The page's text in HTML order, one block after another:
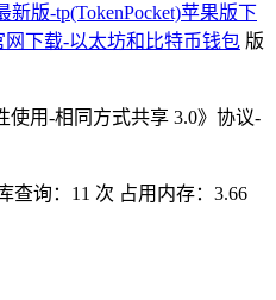
新版-tp(TokenPocket)苹果版下
网下载-以太坊和比特币钱包 版
使用-相同方式共享 3.0》协议-
查询：11 次 占用内存：3.66